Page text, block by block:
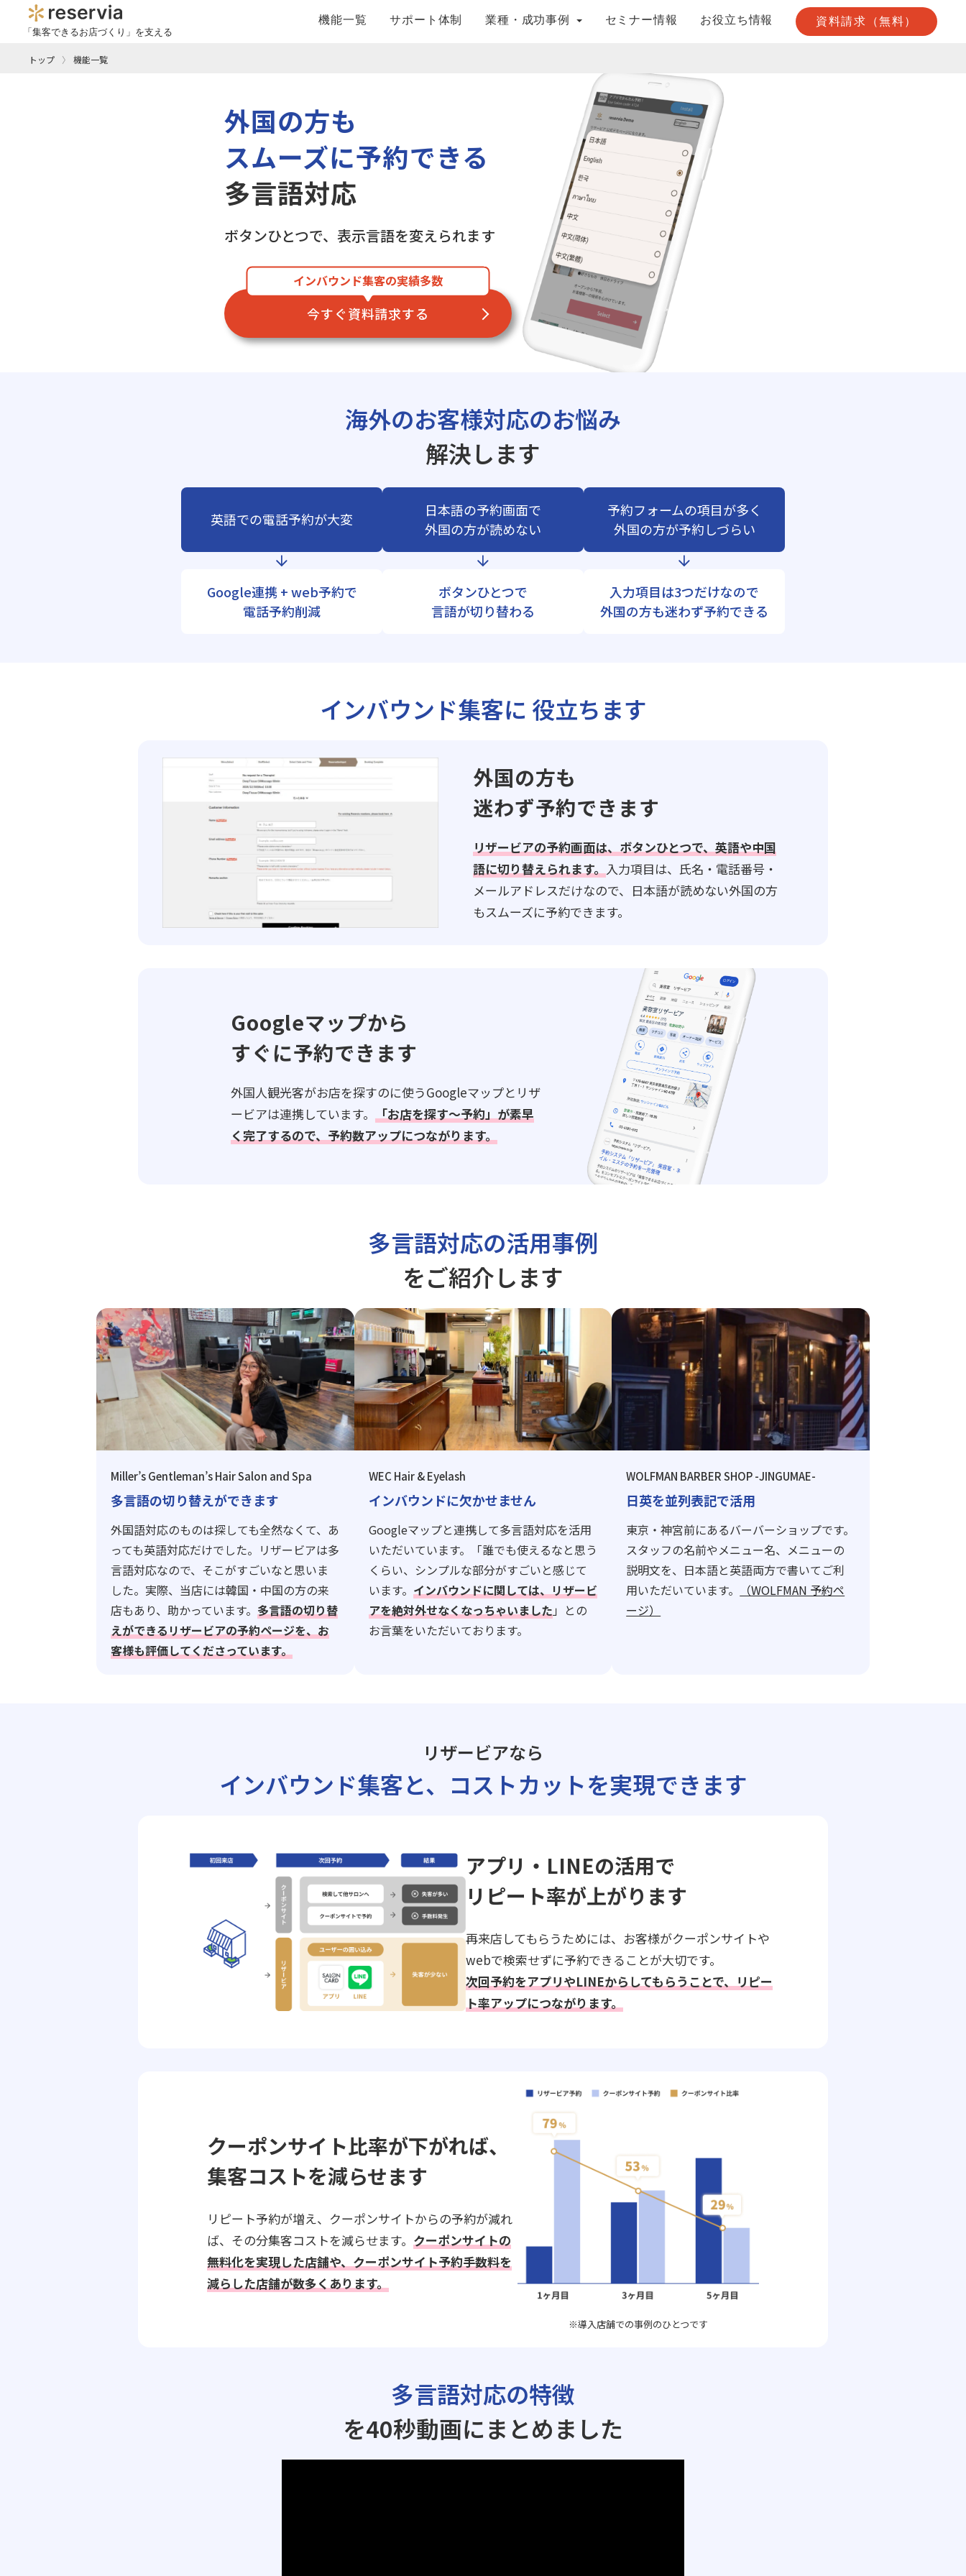
「集客できるお店づくり」を支える
機能一覧 サポート体制 業種・成功事例 セミナー情報 お役立ち情報 資料請求（無料）
トップ 機能一覧
外国の方も
スムーズに予約できる
多言語対応
ボタンひとつで、表示言語を変えられます
インバウンド集客の実績多数
今すぐ資料請求する
海外のお客様対応のお悩み
解決します
英語での電話予約が大変
Google連携 + web予約で
電話予約削減
日本語の予約画面で
外国の方が読めない
ボタンひとつで
言語が切り替わる
予約フォームの項目が多く
外国の方が予約しづらい
入力項目は3つだけなので
外国の方も迷わず予約できる
インバウンド集客に 役立ちます
外国の方も
迷わず予約できます
リザービアの予約画面は、ボタンひとつで、英語や中国
語に切り替えられます。入力項目は、氏名・電話番号・
メールアドレスだけなので、日本語が読めない外国の方
もスムーズに予約できます。
Googleマップから
すぐに予約できます
外国人観光客がお店を探すのに使うGoogleマップとリザ
ービアは連携しています。
「お店を探す～予約」が素早
く完了するので、予約数アップにつながります。
多言語対応の活用事例
をご紹介します
Miller’s Gentleman’s Hair Salon and Spa
多言語の切り替えができます
外国語対応のものは探しても全然なくて、あ
っても英語対応だけでした。リザービアは多
言語対応なので、そこがすごいなと思いま
した。実際、当店には韓国・中国の方の来
店もあり、助かっています。多言語の切り替
えができるリザービアの予約ページを、お
客様も評価してくださっています。
WEC Hair & Eyelash
インバウンドに欠かせません
Googleマップと連携して多言語対応を活用
いただいています。「誰でも使えるなと思う
くらい、シンプルな部分がすごいと感じて
います。 インバウンドに関しては、リザービ
アを絶対外せなくなっちゃいました」との
お言葉をいただいております。
WOLFMAN BARBER SHOP -JINGUMAE-
日英を並列表記で活用
東京・神宮前にあるバーバーショップです。
スタッフの名前やメニュー名、メニューの
説明文を、日本語と英語両方で書いてご利
用いただいています。
（WOLFMAN 予約ペ
ージ）
リザービアなら
インバウンド集客と、 コストカットを実現できます
アプリ・LINEの活用で
リピート率が上がります
再来店してもらうためには、お客様がクーポンサイトや
webで検索せずに予約できることが大切です。
次回予約をアプリやLINEからしてもらうことで、リピー
ト率アップにつながります。
クーポンサイト比率が下がれば、
集客コストを減らせます
リピート予約が増え、クーポンサイトからの予約が減れ
ば、その分集客コストを減らせます。 クーポンサイトの
無料化を実現した店舗や、クーポンサイト予約手数料を
減らした店舗が数多くあります。
※導入店舗での事例のひとつです
多言語対応の特徴
を40秒動画にまとめました